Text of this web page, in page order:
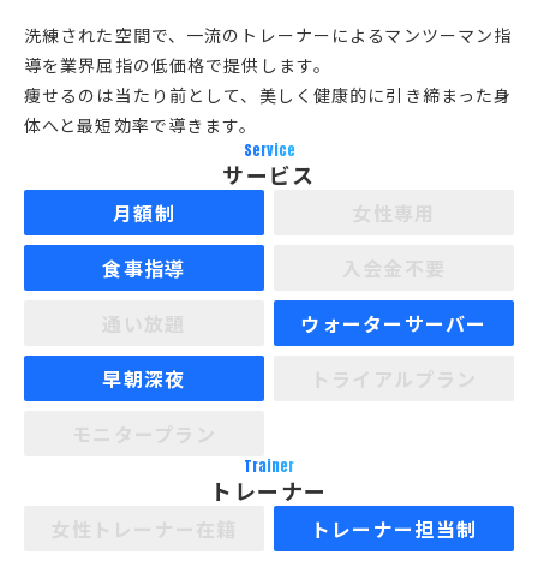
洗練された空間で、一流のトレーナーによるマンツーマン指
導を業界屈指の低価格で提供します。
痩せるのは当たり前として、美しく健康的に引き締まった身
体へと最短効率で導きます。
Service
サービス
月額制
食事指導
ウォーターサーバー
早朝深夜
Trainer
トレーナー
トレーナー担当制